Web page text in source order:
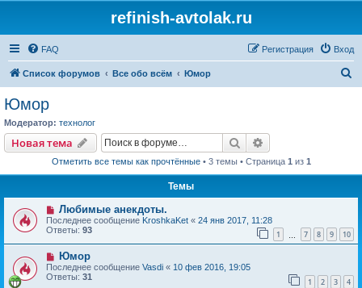
refinish-avtolak.ru
FAQ Вход
Регистрация
Список форумов Все обо всём Юмор
Юмор
Модератор: технолог
Новая тема Поиск
Отметить все темы как прочтённые• 3 темы • Страница 1 из 1
Темы
Любимые анекдоты.
Последнее сообщение KroshkaKet « 24 янв 2017, 11:28
Ответы: 93 1 7 8 9 10
Юмор
Последнее сообщение Vasdi « 10 фев 2016, 19:05
Ответы: 31 1 2 3 4